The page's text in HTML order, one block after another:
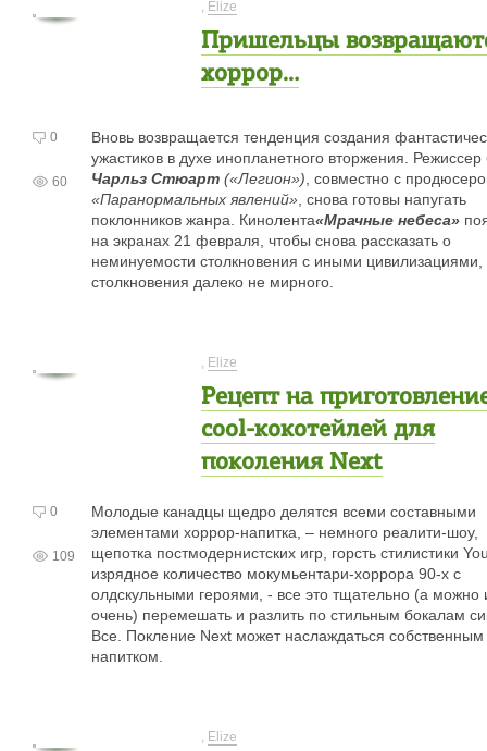
, Elize
Пришельцы
хоррор…
0
60
Вновь возвращается тенденция создания
ужастиков в духе инопланетного вторжения. Режиссер
Чарльз Стюарт(«Легион») , совместно с
«Паранормальных явлений», снова готовы напугать
поклонников жанра. Кинолента«Мрачные небеса»
на экранах 21 февраля, чтобы снова рассказать о
неминуемости столкновения с иными
столкновения далеко не мирного.
, Elize
Рецепт на
cool-кокотейлей для
поколения Next
0
109
Молодые канадцы щедро делятся всеми составными
элементами хоррор-напитка, – немного реалити-шоу,
щепотка постмодернистских игр, горсть стилистики
изрядное количество мокумьентари-хоррора 90-х с
олдскульными героями, - все это тщательно (а можно
очень) перемешать и разлить по стильным бокалам
Все. Покление Next может наслаждаться собственным
напитком.
, Elize